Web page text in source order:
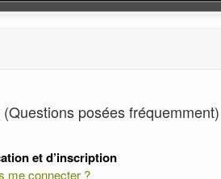
posées fréquemment)
et d’inscription
me connecter ?